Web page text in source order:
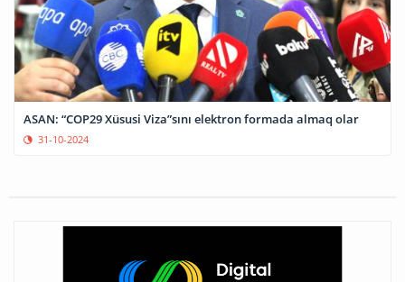
ASAN: “COP29 Xüsusi Viza”sını elektron formada almaq olar
31-10-2024